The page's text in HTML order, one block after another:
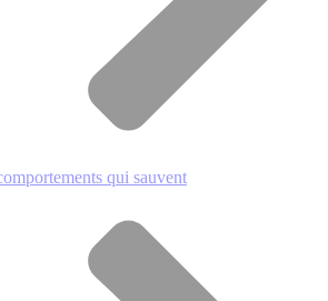
qui sauvent